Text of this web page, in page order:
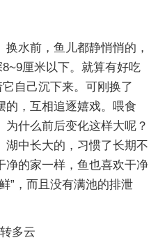
水前，鱼儿都静悄悄的，
厘米以下。就算有好吃
自己沉下来。可刚换了
的，互相追逐嬉戏。喂食
什么前后变化这样大呢？
湖中长大的，习惯了长期不
净的家一样，鱼也喜欢干净
”，而且没有满池的排泄
多云